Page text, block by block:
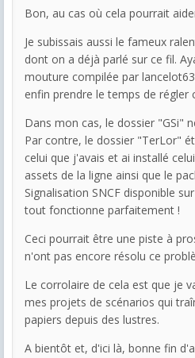
Bon, au cas où cela pourrait
Je subissais aussi le fameux
dont on a déjà parlé sur ce fil.
mouture compilée par
enfin prendre le temps de régler
Dans mon cas, le dossier "GSi"
Par contre, le dossier "TerLor"
celui que j'avais et ai installé
assets de la ligne ainsi que le
Signalisation SNCF disponible
tout fonctionne parfaitement !
Ceci pourrait être une piste à
n'ont pas encore résolu ce
Le corrolaire de cela est que je
mes projets de scénarios qui
papiers depuis des lustres.
A bientôt et, d'ici là, bonne fin